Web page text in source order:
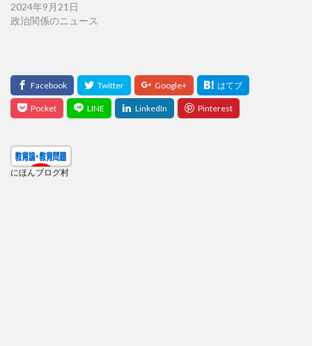
2024年9月21日
政治関係のニュース
にほんブログ村